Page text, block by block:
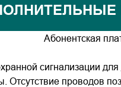
Абонентская
сигнализации
проводов